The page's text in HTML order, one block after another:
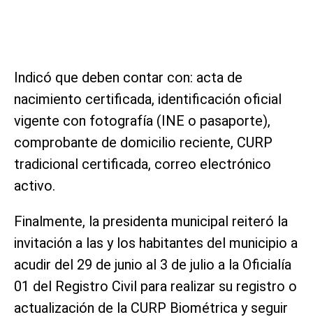
Indicó que deben contar con: acta de
nacimiento certificada, identificación oficial
vigente con fotografía (INE o pasaporte),
comprobante de domicilio reciente, CURP
tradicional certificada, correo electrónico
activo.
Finalmente, la presidenta municipal reiteró la
invitación a las y los habitantes del municipio a
acudir del 29 de junio al 3 de julio a la Oficialía
01 del Registro Civil para realizar su registro o
actualización de la CURP Biométrica y seguir